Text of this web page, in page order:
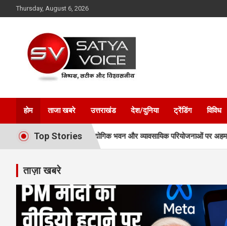
to
Thursday, August 6, 2026
Satya Voice
होम ताजा खबरे उत्तराखंड देश/दुनिया ट्रेंडिंग विविध
Top Stories
पर्यटन, होटल, औद्योगिक भवन और व्यावसायिक परियोजनाओं पर अहम फैसले
ताज़ा खबरे